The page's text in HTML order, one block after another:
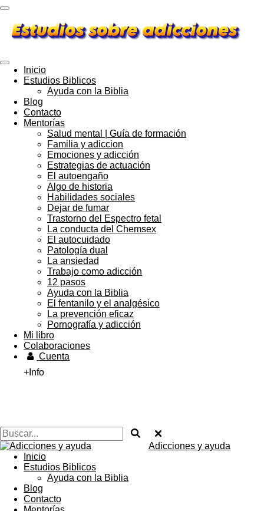
Ir
contenido
principal
Inicio
Estudios Biblicos
Ayuda con la Biblia
Blog
Contacto
Mentorías
Salud mental | Guía de formación
Familia y adiccion
Emociones y adicción
Estrategias de actuación
El autoengaño
Algo de historia
Habilidades sociales
Dejar de fumar
Trastorno del Espectro fetal
La conducta del Chemsex
El autocuidado
Patología dual
La ansiedad
Trabajo como adicción
12 pasos
Ayuda con la Biblia
El fentanilo y el analgésico
La prevención eficaz
Pornografía y adicción
Mi libro
Colaboraciones
Cuenta
+Info
Adicciones y ayuda
Inicio
Estudios Biblicos
Ayuda con la Biblia
Blog
Contacto